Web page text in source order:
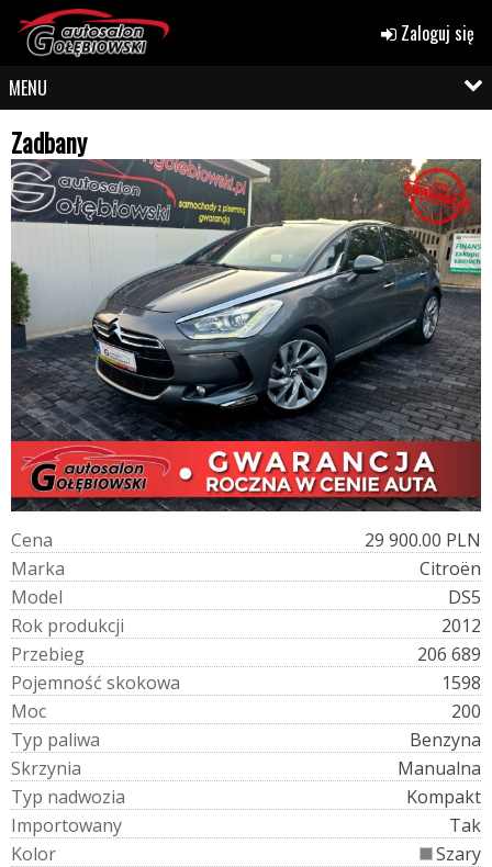
Zaloguj się
MENU
Zadbany
Cena
29 900.00 PLN
Marka
Citroën
Model
DS5
Rok produkcji
2012
Przebieg
206 689
Pojemność skokowa
1598
Moc
200
Typ paliwa
Benzyna
Skrzynia
Manualna
Typ nadwozia
Kompakt
Importowany
Tak
Kolor
Szary